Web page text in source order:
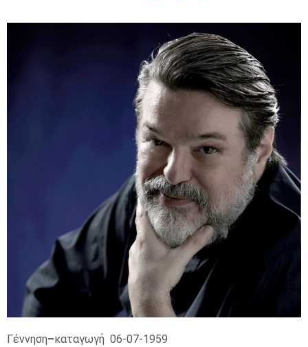
Γέννηση–καταγωγή 06-07-1959